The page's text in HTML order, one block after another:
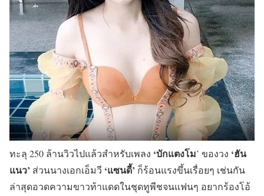
ทะลุ 250 ล้านวิวไปแล้วสำหรับเพลง ‘บักแตงโม’ ของวง ‘ฮัน
แนว’ ส่วนนางเอกเอ็มวี ‘แซนดี้’ ก็ร้อนแรงขึ้นเรื่อยๆ เช่นกัน
ล่าสุดอวดความขาวท้าแดดในชุดทูพีชจนแฟนๆ อยากร้องโอ้